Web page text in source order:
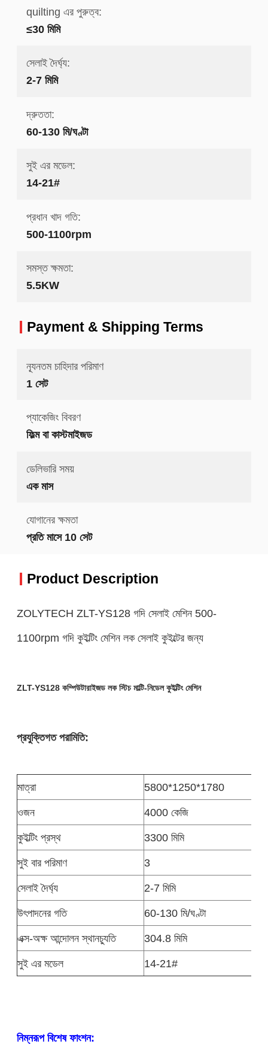
quilting এর পুরুত্ব:
≤30 মিমি
সেলাই দৈর্ঘ্য:
2-7 মিমি
দ্রুততা:
60-130 মি/ঘণ্টা
সুই এর মডেল:
14-21#
প্রধান খাদ গতি:
500-1100rpm
সমস্ত ক্ষমতা:
5.5KW
Payment & Shipping Terms
ন্যূনতম চাহিদার পরিমাণ
1 সেট
প্যাকেজিং বিবরণ
ফিল্ম বা কাস্টমাইজড
ডেলিভারি সময়
এক মাস
যোগানের ক্ষমতা
প্রতি মাসে 10 সেট
Product Description
ZOLYTECH ZLT-YS128 গদি সেলাই মেশিন 500-
1100rpm গদি কুইল্টিং মেশিন লক সেলাই কুইল্টের জন্য
ZLT-YS128 কম্পিউটারাইজড লক স্টিচ মাল্টি-নিডেল কুইল্টিং মেশিন
প্রযুক্তিগত পরামিতি:
মাত্রা
5800*1250*1780
ওজন
4000 কেজি
কুইল্টিং প্রস্থ
3300 মিমি
সুই বার পরিমাণ
3
সেলাই দৈর্ঘ্য
2-7 মিমি
উৎপাদনের গতি
60-130 মি/ঘণ্টা
এক্স-অক্ষ আন্দোলন স্থানচ্যুতি
304.8 মিমি
সুই এর মডেল
14-21#
নিম্নরূপ বিশেষ ফাংশন: